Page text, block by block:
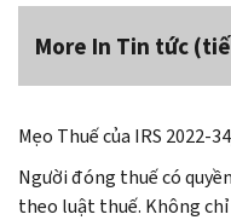
More In Tin tức
Mẹo Thuế của IRS 2022-
Người đóng thuế có
theo luật thuế. Không